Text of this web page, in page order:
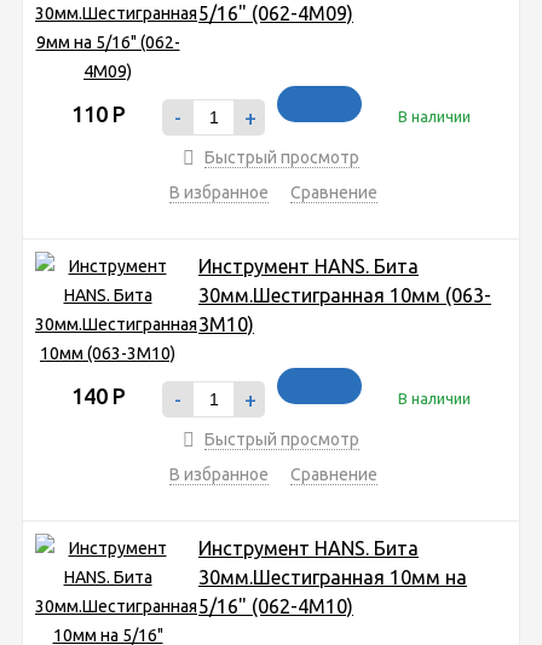
5/16" (062-4М09)
110 Р - + В наличии
Быстрый просмотр
В избранное
Сравнение
Инструмент HANS. Бита
30мм.Шестигранная 10мм (063-
3М10)
140 Р - + В наличии
Быстрый просмотр
В избранное
Сравнение
Инструмент HANS. Бита
30мм.Шестигранная 10мм на
5/16" (062-4М10)